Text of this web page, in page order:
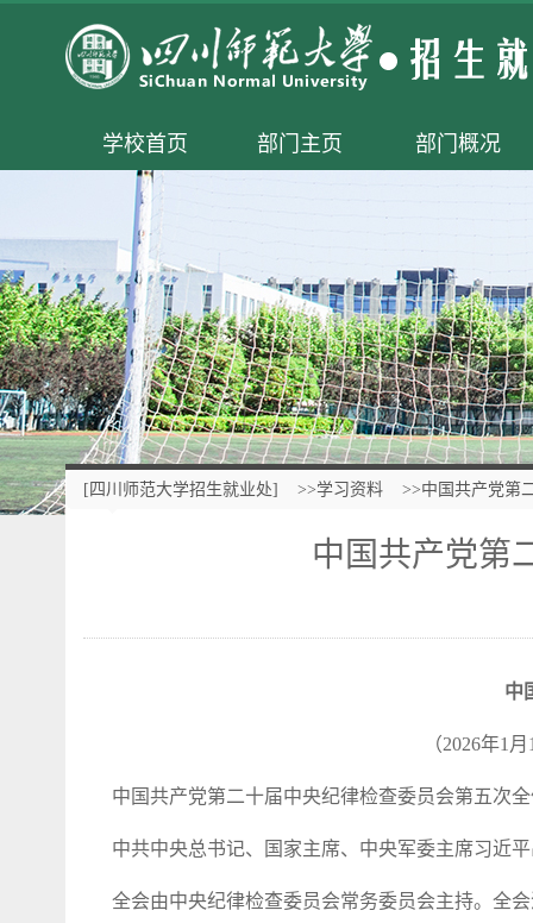
学校首页 部门主页 部门概况
[四川师范大学招生就业处] >>学习资料 >>中国共产党第
中国共产党第
中
（2026年1
中国共产党第二十届中央纪律检查委员会第五次
中共中央总书记、国家主席、中央军委主席习近
全会由中央纪律检查委员会常务委员会主持。全